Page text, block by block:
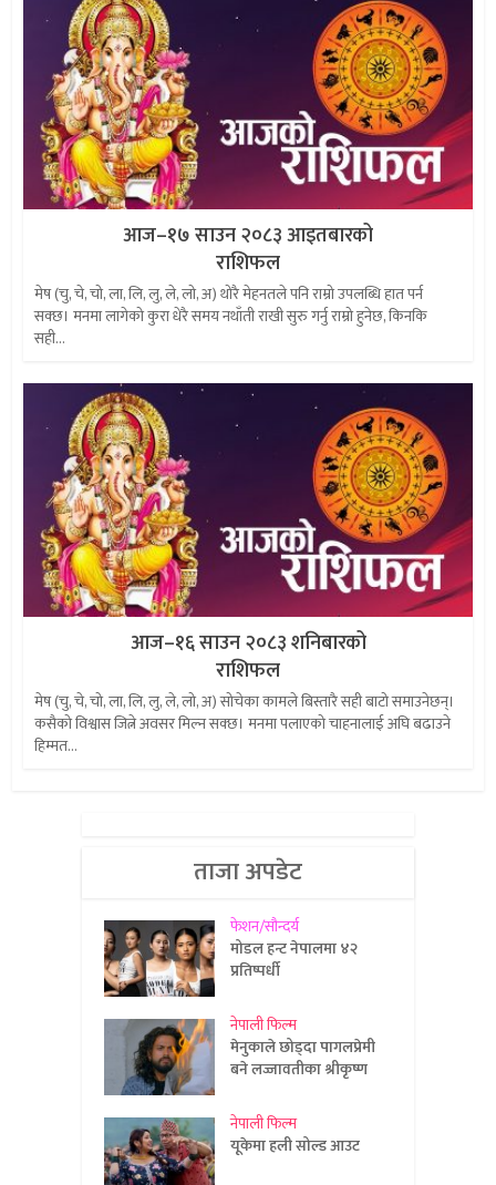
आज–१७ साउन २०८३ आइतबारको
राशिफल
मेष (चु, चे, चो, ला, लि, लु, ले, लो, अ) थोरै मेहनतले पनि राम्रो उपलब्धि हात पर्न
सक्छ। मनमा लागेको कुरा धेरै समय नथाँती राखी सुरु गर्नु राम्रो हुनेछ, किनकि
सही...
आज–१६ साउन २०८३ शनिबारको
राशिफल
मेष (चु, चे, चो, ला, लि, लु, ले, लो, अ) सोचेका कामले बिस्तारै सही बाटो समाउनेछन्।
कसैको विश्वास जित्ने अवसर मिल्न सक्छ। मनमा पलाएको चाहनालाई अघि बढाउने
हिम्मत...
ताजा अपडेट
फेशन/सौन्दर्य
मोडल हन्ट नेपालमा ४२
प्रतिष्पर्धी
नेपाली फिल्म
मेनुकाले छोड्दा पागलप्रेमी
बने लज्जावतीका श्रीकृष्ण
नेपाली फिल्म
यूकेमा हली सोल्ड आउट